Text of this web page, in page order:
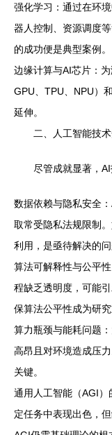
强化学习：通过在环
器人控制、资源调度
的成功便是典型案例。
边缘计算与AI芯片：
GPU、TPU、NPU）
延伸。
二、人工智能技
尽管成就显著，
数据依赖与隐私安全
取常受隐私法规限制
利用，是亟待解决的问
算法可解释性与公平
程缺乏透明度，可能
保算法公平性成为研究
算力瓶颈与能耗问题
高昂且对环境造成压
关键。
通用人工智能（AGI
定任务中表现出色，